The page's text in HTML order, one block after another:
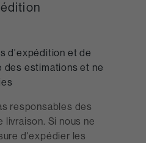
d'expédition et de
des estimations et ne
responsables des
Si nous ne
d'expédier les